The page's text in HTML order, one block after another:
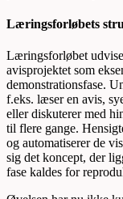
Læringsforløbets
Læringsforløbet
avisprojektet som
demonstrationsfase.
f.eks. læser en avis,
eller diskuterer med
til flere gange.
og automatiserer de
sig det koncept, der
fase kaldes for